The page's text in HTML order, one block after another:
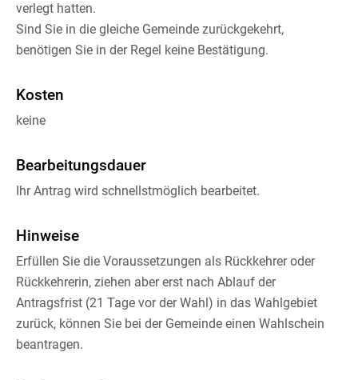
verlegt hatten.
Sind Sie in die gleiche Gemeinde zurückgekehrt,
benötigen Sie in der Regel keine Bestätigung.
Kosten
keine
Bearbeitungsdauer
Ihr Antrag wird schnellstmöglich bearbeitet.
Hinweise
Erfüllen Sie die Voraussetzungen als Rückkehrer oder
Rückkehrerin, ziehen aber erst nach Ablauf der
Antragsfrist (21 Tage vor der Wahl) in das Wahlgebiet
zurück, können Sie bei der Gemeinde einen Wahlschein
beantragen.